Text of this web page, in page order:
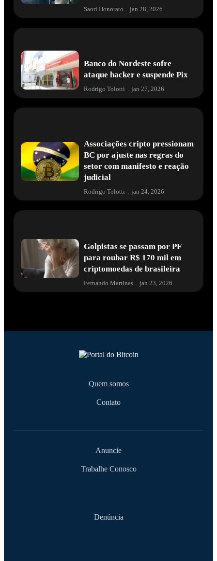
Saori Honorato jan 28, 2026
Banco do Nordeste sofre
ataque hacker e suspende Pix
Rodrigo Tolotti . jan 27, 2026
Associações cripto pressionam
BC por ajuste nas regras do
setor com manifesto e reação
judicial
Rodrigo Tolotti . jan 24, 2026
Golpistas se passam por PF
para roubar R$ 170 mil em
criptomoedas de brasileira
Fernando Martines jan 23, 2026
Quem somos
Contato
Anuncie
Trabalhe Conosco
Denúncia